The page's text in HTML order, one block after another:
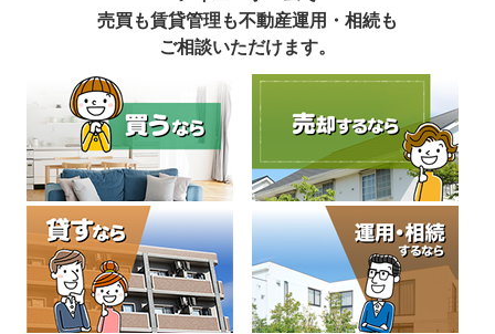
売買も賃貸管理も不動産運用・相続も
ご相談いただけます。